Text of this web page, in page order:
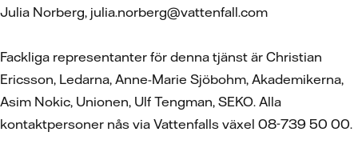
Julia Norberg, julia.norberg@vattenfall.com
Fackliga representanter för denna tjänst är Christian
Ericsson, Ledarna, Anne-Marie Sjöbohm, Akademikerna,
Asim Nokic, Unionen, Ulf Tengman, SEKO. Alla
kontaktpersoner nås via Vattenfalls växel 08-739 50 00.